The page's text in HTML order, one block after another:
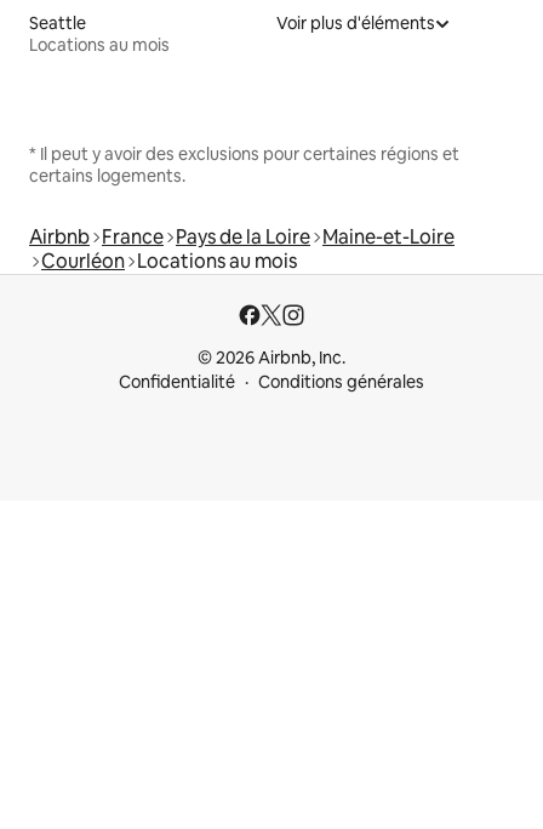
Seattle
Locations au mois
Voir plus d'éléments
* Il peut y avoir des exclusions pour certaines régions et
certains logements.
Airbnb France Pays de la Loire Maine-et-Loire
Courléon Locations au mois
© 2026 Airbnb, Inc.
Confidentialité
Conditions générales